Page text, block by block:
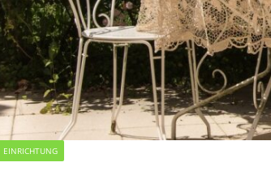
EINRICHTUNG